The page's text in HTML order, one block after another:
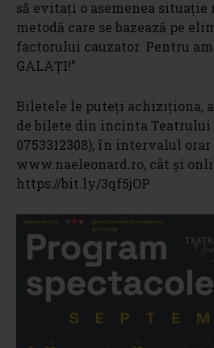
să evitați o asemenea situație
metodă care se bazează pe
factorului cauzator. Pentru
GALAȚI!”
Biletele le puteți achiziționa,
de bilete din incinta Teatrului
0753312308), în intervalul
www.naeleonard.ro, cât și
https://bit.ly/3qf5jOP